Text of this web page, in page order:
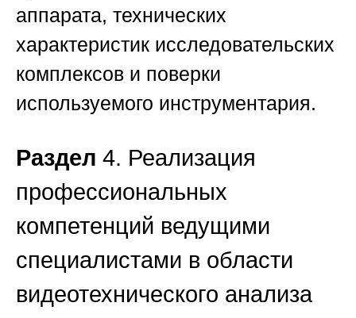
аппарата, технических
характеристик исследовательских
комплексов и поверки
используемого инструментария.
Раздел 4. Реализация
профессиональных
компетенций ведущими
специалистами в области
видеотехнического анализа